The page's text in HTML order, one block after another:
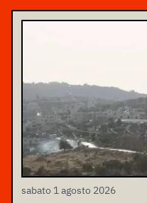
sabato 1 agosto 2026